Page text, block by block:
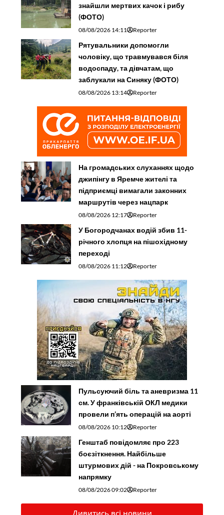
знайшли мертвих качок і рибу
(ФОТО)
08/08/2026 14:11 Reporter
Рятувальники допомогли
чоловіку, що травмувався біля
водоспаду, та дівчатам, що
заблукали на Синяку (ФОТО)
08/08/2026 13:14 Reporter
На громадських слуханнях щодо
джипінгу в Яремче житeлі та
підприємці вимагали законних
маршрутів через нацпарк
08/08/2026 12:17 Reporter
У Богородчанах водій збив 11-
річного хлопця на пішохідному
переході
08/08/2026 11:12 Reporter
Пульсуючий біль та аневризма 11
см. У франківській ОКЛ медики
провели п’ять операцій на аорті
08/08/2026 10:12 Reporter
Генштаб повідомляє про 223
боєзіткнення. Найбільше
штурмових дій - на Покровському
напрямку
08/08/2026 09:02 Reporter
Дивитись всі новини